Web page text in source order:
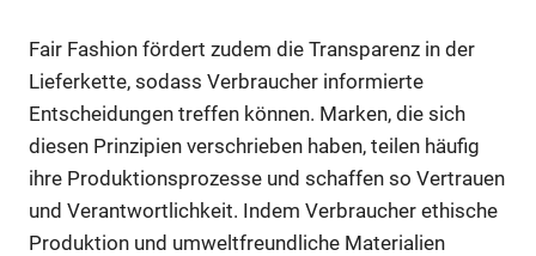
Fair Fashion fördert zudem die Transparenz in der
Lieferkette, sodass Verbraucher informierte
Entscheidungen treffen können. Marken, die sich
diesen Prinzipien verschrieben haben, teilen häufig
ihre Produktionsprozesse und schaffen so Vertrauen
und Verantwortlichkeit. Indem Verbraucher ethische
Produktion und umweltfreundliche Materialien